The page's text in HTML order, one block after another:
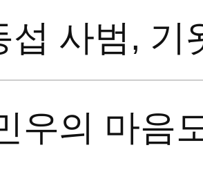
사범, 기왓장 16
마음도장] 국기원으로